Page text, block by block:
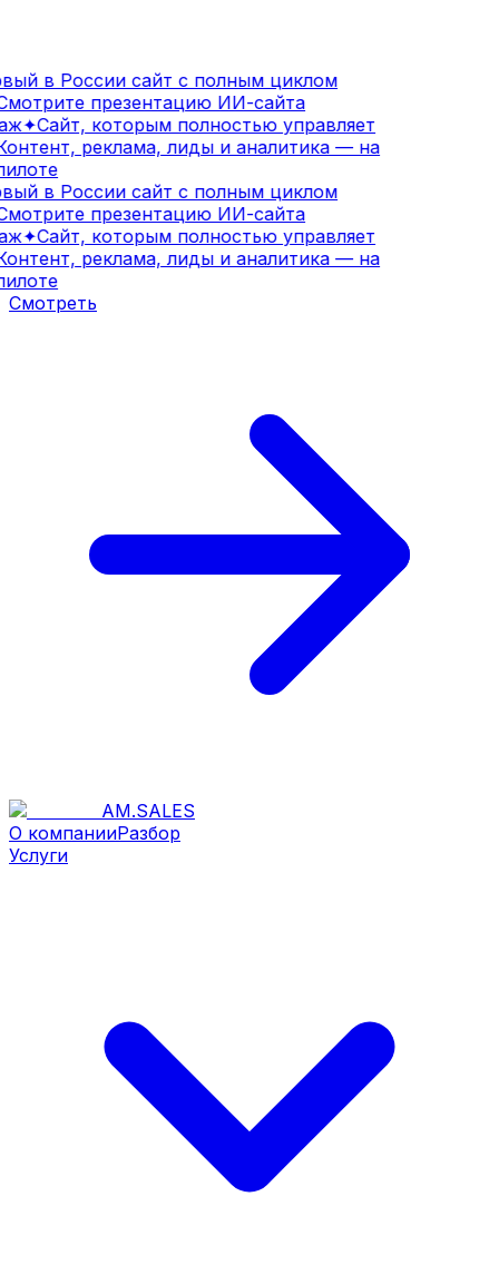
в России сайт с полным циклом
презентацию ИИ-сайта
✦Сайт, которым полностью управляет
реклама, лиды и аналитика — на
в России сайт с полным циклом
презентацию ИИ-сайта
✦Сайт, которым полностью управляет
реклама, лиды и аналитика — на
Смотреть
AM.SALES
О компанииРазбор
Услуги